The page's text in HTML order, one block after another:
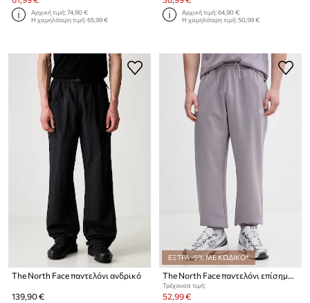
Αρχική τιμή:74,90 €
Η χαμηλότερη τιμή:65,99 €
Αρχική τιμή:64,90 €
Η χαμηλότερη τιμή:50,99 €
The North Face παντελόνι ανδρικό
139,90 €
ΕΞΤΡΑ -5% ΜΕ ΚΩΔΙΚΟ*
Τρέχουσα τιμή:
52,99 €